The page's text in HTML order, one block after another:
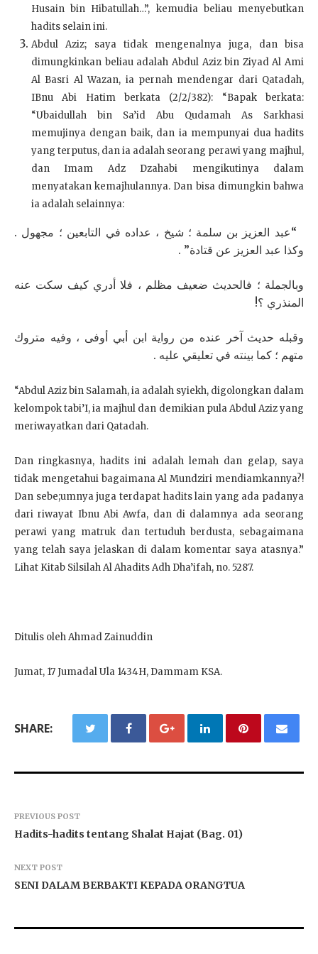
Husain bin Hibatullah…”, kemudia beliau menyebutkan
hadits selain ini.
Abdul Aziz; saya tidak mengenalnya juga, dan bisa
dimungkinkan beliau adalah Abdul Aziz bin Ziyad Al Ami
Al Basri Al Wazan, ia pernah mendengar dari Qatadah,
IBnu Abi Hatim berkata (2/2/382): “Bapak berkata:
“Ubaidullah bin Sa’id Abu Qudamah As Sarkhasi
memujinya dengan baik, dan ia mempunyai dua hadits
yang terputus, dan ia adalah seorang perawi yang majhul,
dan Imam Adz Dzahabi mengikutinya dalam
menyatakan kemajhulannya. Dan bisa dimungkin bahwa
ia adalah selainnya:
“عبد العزيز بن سلمة ؛ شيخ ، عداده في التابعين ؛ مجهول .
وكذا عبد العزيز عن قتادة” .
وبالجملة ؛ فالحديث ضعيف مظلم ، فلا أدري كيف سكت عنه
المنذري ؟!
وقبله حديث آخر عنده من رواية ابن أبي أوفى ، وفيه متروك
متهم ؛ كما بينته في تعليقي عليه .
“Abdul Aziz bin Salamah, ia adalah syiekh, digolongkan dalam
kelompok tabi’I, ia majhul dan demikian pula Abdul Aziz yang
meriwayatkan dari Qatadah.
Dan ringkasnya, hadits ini adalah lemah dan gelap, saya
tidak mengetahui bagaimana Al Mundziri mendiamkannya?!
Dan sebe;umnya juga terdapat hadits lain yang ada padanya
dari riwayat Ibnu Abi Awfa, dan di dalamnya ada seorang
perawi yang matruk dan tertuduh berdusta, sebagaimana
yang telah saya jelaskan di dalam komentar saya atasnya.”
Lihat Kitab Silsilah Al Ahadits Adh Dha’ifah, no. 5287.
Ditulis oleh Ahmad Zainuddin
Jumat, 17 Jumadal Ula 1434H, Dammam KSA.
SHARE:
PREVIOUS POST
Hadits-hadits tentang Shalat Hajat (Bag. 01)
NEXT POST
SENI DALAM BERBAKTI KEPADA ORANGTUA